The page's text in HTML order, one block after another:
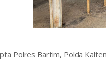
Polres Bartim, Polda